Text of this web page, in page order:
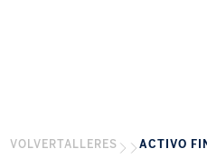
VOLVER TALLERES ACTIVO